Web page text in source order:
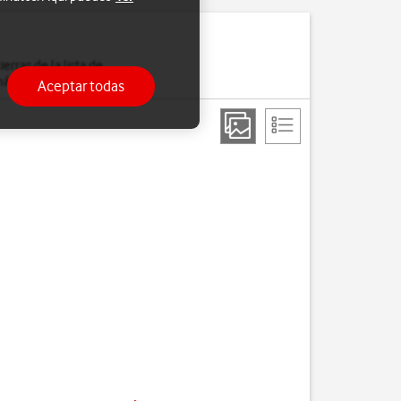
de la lista de
lentamente.
Aceptar todas